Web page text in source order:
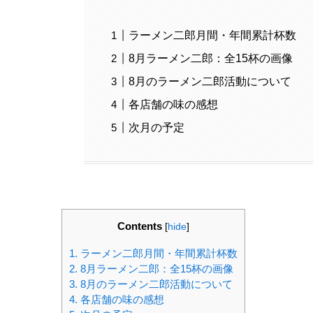
ラーメン二郎月間・年間累計杯数
8月ラーメン二郎：全15杯の画像
8月のラーメン二郎活動について
各店舗の味の感想
次月の予定
Contents [hide]
1. ラーメン二郎月間・年間累計杯数
2. 8月ラーメン二郎：全15杯の画像
3. 8月のラーメン二郎活動について
4. 各店舗の味の感想